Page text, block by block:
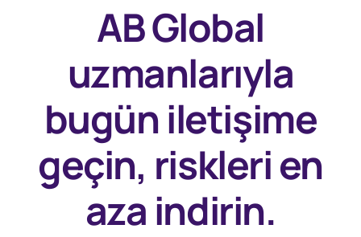
AB Global
uzmanlarıyla
bugüniletişime
geçin, riskleri en
aza indirin.